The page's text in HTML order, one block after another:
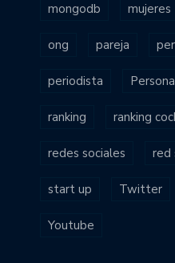
mongodb mujeres
ong pareja
periodista
ranking ranking
redes sociales red
start up Twitter
Youtube